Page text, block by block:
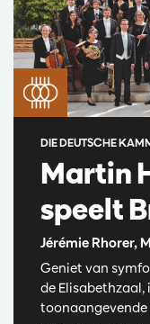
Martin
speelt
Jérémie Rhorer,
DIE DEUTSCHE
Geniet van
de Elisabethzaal,